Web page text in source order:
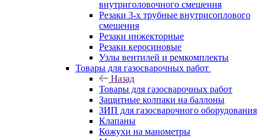
внутриголовочного смешения
Резаки 3-х трубные внутрисоплового
смешения
Резаки инжекторные
Резаки керосиновые
Узлы вентилей и ремкомплекты
Товары для газосварочных работ
Назад
Товары для газосварочных работ
Защитные колпаки на баллоны
ЗИП для газосварочного оборудования
Клапаны
Кожухи на манометры